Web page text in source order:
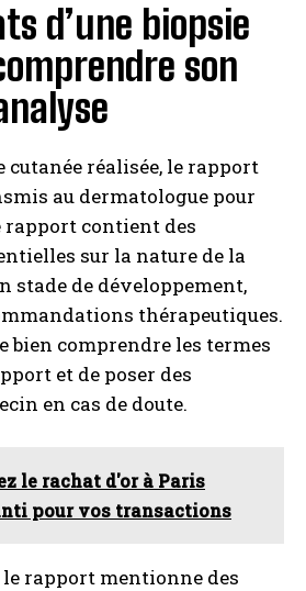
d’une biopsie
son
cutanée réalisée, le rapport
au dermatologue pour
contient des
sur la nature de la
stade de développement,
thérapeutiques.
bien comprendre les termes
et de poser des
en cas de doute.
le rachat d'or à Paris
pour vos transactions
le rapport mentionne des